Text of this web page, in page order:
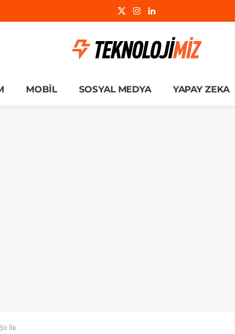
X
Instagram
LinkedIn
MOBIL SOSYAL MEDYA YAPAY ZEKA
İlk